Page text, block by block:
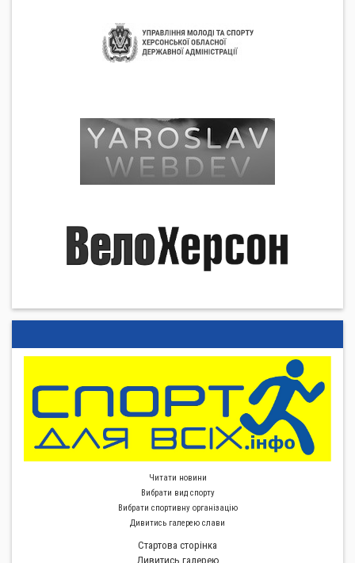
Читати новини
Вибрати вид спорту
Вибрати спортивну органiзацiю
Дивитись галерею слави
Стартова сторiнка
Дивитись галерею